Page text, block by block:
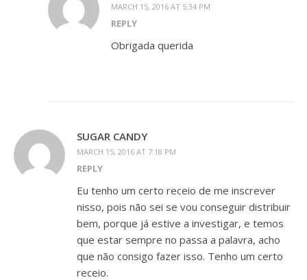
MARCH 15, 2016 AT 5:34 PM
REPLY
Obrigada querida
SUGAR CANDY
MARCH 15, 2016 AT 7:18 PM
REPLY
Eu tenho um certo receio de me inscrever
nisso, pois não sei se vou conseguir distribuir
bem, porque já estive a investigar, e temos
que estar sempre no passa a palavra, acho
que não consigo fazer isso. Tenho um certo
receio.